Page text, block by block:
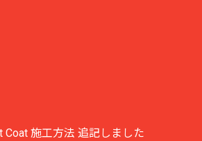
Coat 施工方法 追記しました